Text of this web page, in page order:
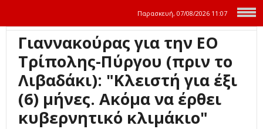
Παρασκευή, 07/08/2026 11:07
Γιαννακούρας για την EO
Τρίπολης-Πύργου (πριν το
Λιβαδάκι): "Κλειστή για έξι
(6) μήνες. Ακόμα να έρθει
κυβερνητικό κλιμάκιο"